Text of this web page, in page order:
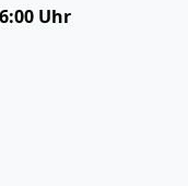
Uhr